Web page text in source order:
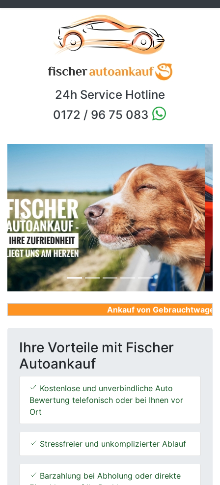
24h Service Hotline
0172 / 96 75 083
Previous Next
Ankauf von
Ihre Vorteile mit Fischer
Autoankauf
Kostenlose und unverbindliche Auto
Bewertung telefonisch oder bei Ihnen vor
Ort
Stressfreier und unkomplizierter Ablauf
Barzahlung bei Abholung oder direkte